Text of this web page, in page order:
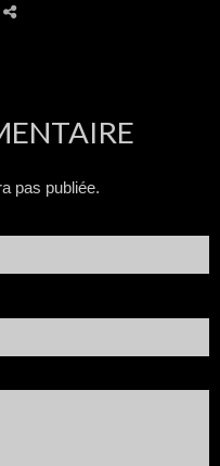
pas publiée.